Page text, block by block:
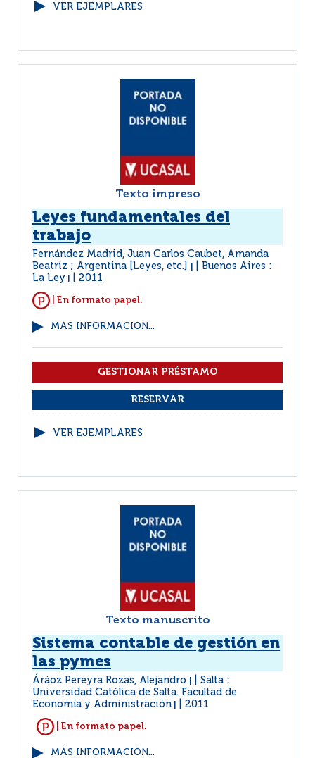
VER EJEMPLARES
Texto impreso
Leyes fundamentales del
trabajo
Fernández Madrid, Juan Carlos Caubet, Amanda
Beatriz ; Argentina [Leyes, etc.]
Buenos Aires :
La Ley
2011
| En formato papel.
MÁS INFORMACIÓN...
VER EJEMPLARES
Texto manuscrito
Sistema contable de gestión en
las pymes
Áráoz Pereyra Rozas, Alejandro
Salta :
Universidad Católica de Salta. Facultad de
Economía y Administración
2011
| En formato papel.
MÁS INFORMACIÓN...